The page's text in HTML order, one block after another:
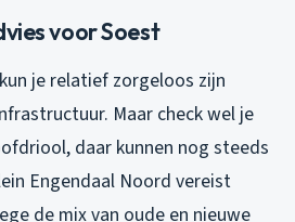
voor Soest
je relatief zorgeloos zijn
Maar check wel je
daar kunnen nog steeds
Engendaal Noord vereist
de mix van oude en nieuwe